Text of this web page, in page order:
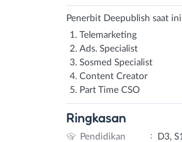
Penerbit Deepublish saat
Telemarketing
Ads. Specialist
Sosmed Specialist
Content Creator
Part Time CSO
Ringkasan
Pendidikan :
D3,